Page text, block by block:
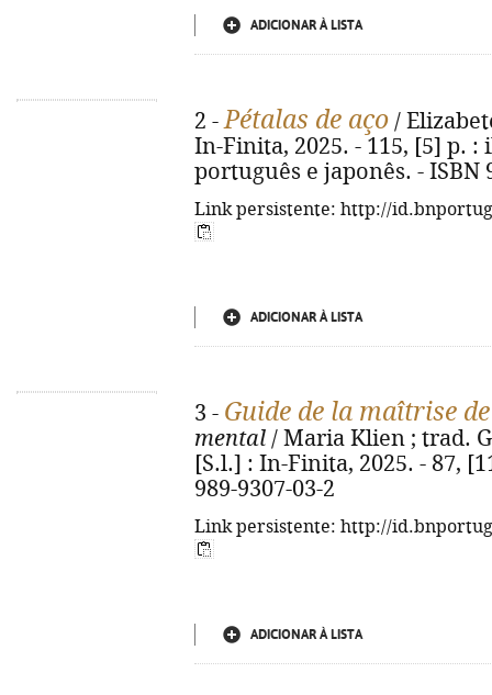
ADICIONAR À LISTA
2 -Pétalas de aço /
In-Finita, 2025. - 115, [5] p.
português e japonês. - ISBN
Link persistente: http://
ADICIONAR À LISTA
3 - Guide de la maîtrise
mental / Maria Klien ; trad.
[S.l.] : In-Finita, 2025. - 87,
989-9307-03-2
Link persistente: http://
ADICIONAR À LISTA